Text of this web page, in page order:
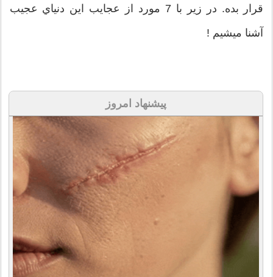
قرار بده. در زير با 7 مورد از عجايب اين دنياي عجيب
آشنا ميشيم !
پیشنهاد امروز